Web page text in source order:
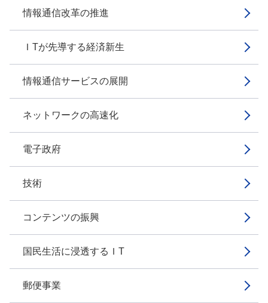
情報通信改革の推進
ＩTが先導する経済新生
情報通信サービスの展開
ネットワークの高速化
電子政府
技術
コンテンツの振興
国民生活に浸透するＩT
郵便事業